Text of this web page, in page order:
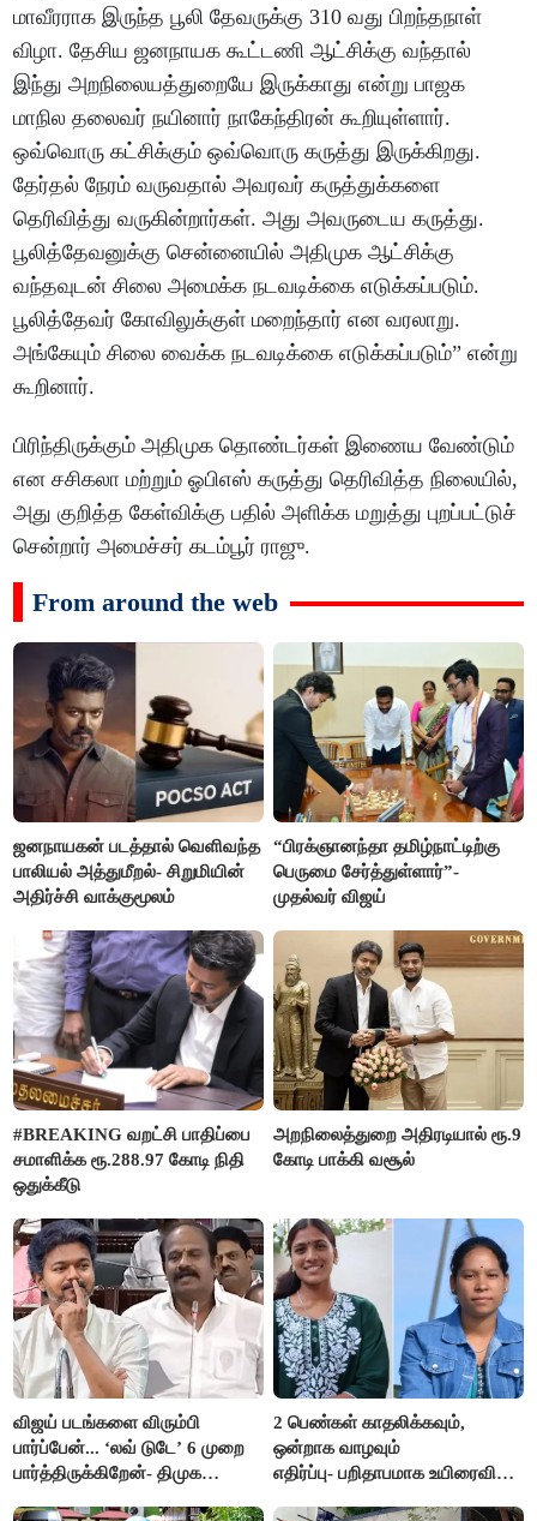
மாவீரராக இருந்த பூலி தேவருக்கு 310 வது பிறந்தநாள்
விழா. தேசிய ஜனநாயக கூட்டணி ஆட்சிக்கு வந்தால்
இந்து அறநிலையத்துறையே இருக்காது என்று பாஜக
மாநில தலைவர் நயினார் நாகேந்திரன் கூறியுள்ளார்.
ஒவ்வொரு கட்சிக்கும் ஒவ்வொரு கருத்து இருக்கிறது.
தேர்தல் நேரம் வருவதால் அவரவர் கருத்துக்களை
தெரிவித்து வருகின்றார்கள். அது அவருடைய கருத்து.
பூலித்தேவனுக்கு சென்னையில் அதிமுக ஆட்சிக்கு
வந்தவுடன் சிலை அமைக்க நடவடிக்கை எடுக்கப்படும்.
பூலித்தேவர் கோவிலுக்குள் மறைந்தார் என வரலாறு.
அங்கேயும் சிலை வைக்க நடவடிக்கை எடுக்கப்படும்” என்று
கூறினார்.
பிரிந்திருக்கும் அதிமுக தொண்டர்கள் இணைய வேண்டும்
என சசிகலா மற்றும் ஓபிஎஸ் கருத்து தெரிவித்த நிலையில்,
அது குறித்த கேள்விக்கு பதில் அளிக்க மறுத்து புறப்பட்டுச்
சென்றார் அமைச்சர் கடம்பூர் ராஜு.
From around the web
ஜனநாயகன் படத்தால் வெளிவந்த
பாலியல் அத்துமீறல்- சிறுமியின்
அதிர்ச்சி வாக்குமூலம்
“பிரக்ஞானந்தா தமிழ்நாட்டிற்கு
பெருமை சேர்த்துள்ளார்”-
முதல்வர் விஜய்
#BREAKING வறட்சி பாதிப்பை
சமாளிக்க ரூ.288.97 கோடி நிதி
ஒதுக்கீடு
அறநிலைத்துறை அதிரடியால் ரூ.9
கோடி பாக்கி வசூல்
விஜய் படங்களை விரும்பி
பார்ப்பேன்... ‘லவ் டுடே’ 6 முறை
பார்த்திருக்கிறேன்- திமுக
2 பெண்கள் காதலிக்கவும்,
ஒன்றாக வாழவும்
எதிர்ப்பு- பறிதாபமாக உயிரைவிட்ட